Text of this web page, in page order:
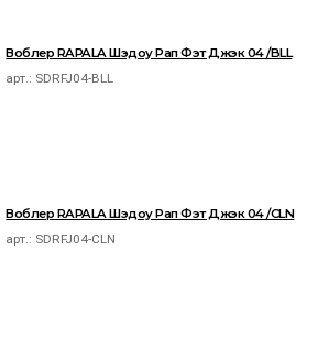
Воблер RAPALA Шэдоу Рап Фэт Джэк 04 /BLL
арт.: SDRFJ04-BLL
Воблер RAPALA Шэдоу Рап Фэт Джэк 04 /CLN
арт.: SDRFJ04-CLN